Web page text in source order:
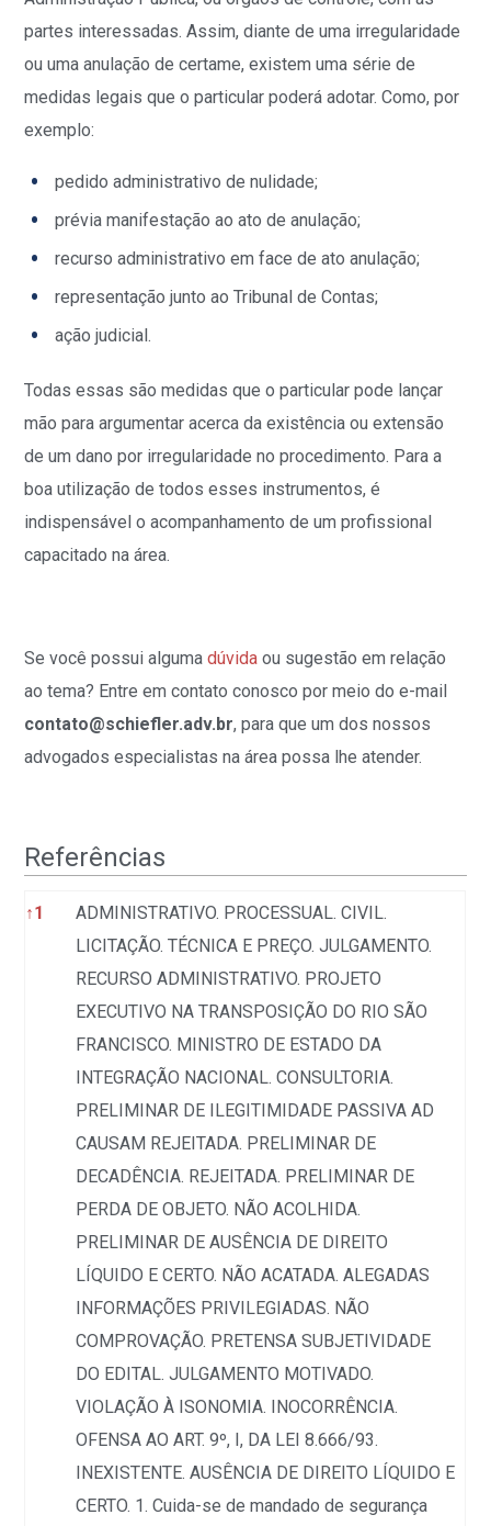
partes interessadas. Assim, diante de uma irregularidade
ou uma anulação de certame, existem uma série de
medidas legais que o particular poderá adotar. Como, por
exemplo:
pedido administrativo de nulidade;
prévia manifestação ao ato de anulação;
recurso administrativo em face de ato anulação;
representação junto ao Tribunal de Contas;
ação judicial.
Todas essas são medidas que o particular pode lançar
mão para argumentar acerca da existência ou extensão
de um dano por irregularidade no procedimento. Para a
boa utilização de todos esses instrumentos, é
indispensável o acompanhamento de um profissional
capacitado na área.
Se você possui algumadúvida ou sugestão em relação
ao tema? Entre em contato conosco por meio do e-mail
contato@schiefler.adv.br, para que um dos nossos
advogados especialistas na área possa lhe atender.
Referências
Referências
↑1
ADMINISTRATIVO. PROCESSUAL. CIVIL.
LICITAÇÃO. TÉCNICA E PREÇO. JULGAMENTO.
RECURSO ADMINISTRATIVO. PROJETO
EXECUTIVO NA TRANSPOSIÇÃO DO RIO SÃO
FRANCISCO. MINISTRO DE ESTADO DA
INTEGRAÇÃO NACIONAL. CONSULTORIA.
PRELIMINAR DE ILEGITIMIDADE PASSIVA AD
CAUSAM REJEITADA. PRELIMINAR DE
DECADÊNCIA. REJEITADA. PRELIMINAR DE
PERDA DE OBJETO. NÃO ACOLHIDA.
PRELIMINAR DE AUSÊNCIA DE DIREITO
LÍQUIDO E CERTO. NÃO ACATADA. ALEGADAS
INFORMAÇÕES PRIVILEGIADAS. NÃO
COMPROVAÇÃO. PRETENSA SUBJETIVIDADE
DO EDITAL. JULGAMENTO MOTIVADO.
VIOLAÇÃO À ISONOMIA. INOCORRÊNCIA.
OFENSA AO ART. 9º, I, DA LEI 8.666/93.
INEXISTENTE. AUSÊNCIA DE DIREITO LÍQUIDO E
CERTO. 1. Cuida-se de mandado de segurança